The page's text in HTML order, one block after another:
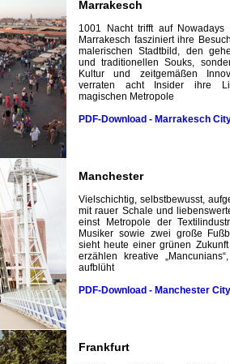
Marrakesch
1001 Nacht trifft auf Nowadays
Marrakesch fasziniert ihre
malerischen Stadtbild, den
und traditionellen Souks,
Kultur und zeitgemäßen
verraten acht Insider ihre
magischen Metropole
PDF-Download - Marrakesch
Manchester
Vielschichtig, selbstbewusst,
mit rauer Schale und
einst Metropole der
Musiker sowie zwei große
sieht heute einer grünen
erzählen kreative
aufblüht
PDF-Download - Manchester City
Frankfurt